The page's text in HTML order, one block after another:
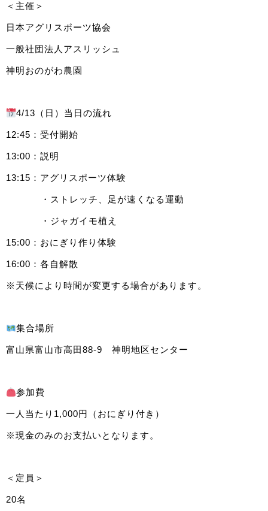
＜主催＞
日本アグリスポーツ協会
一般社団法人アスリッシュ
神明おのがわ農園
4/13（日）当日の流れ
12:45：受付開始
13:00：説明
13:15：アグリスポーツ体験
・ストレッチ、足が速くなる運動
・ジャガイモ植え
15:00：おにぎり作り体験
16:00：各自解散
※天候により時間が変更する場合があります。
集合場所
富山県富山市高田88-9 神明地区センター
参加費
一人当たり1,000円（おにぎり付き）
※現金のみのお支払いとなります。
＜定員＞
20名